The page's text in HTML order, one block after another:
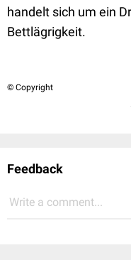
handelt sich um ein
Bettlägrigkeit.
© Copyright
Feedback
Write a comment...